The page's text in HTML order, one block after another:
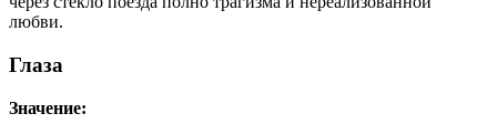
любви.
Глаза
Значение: